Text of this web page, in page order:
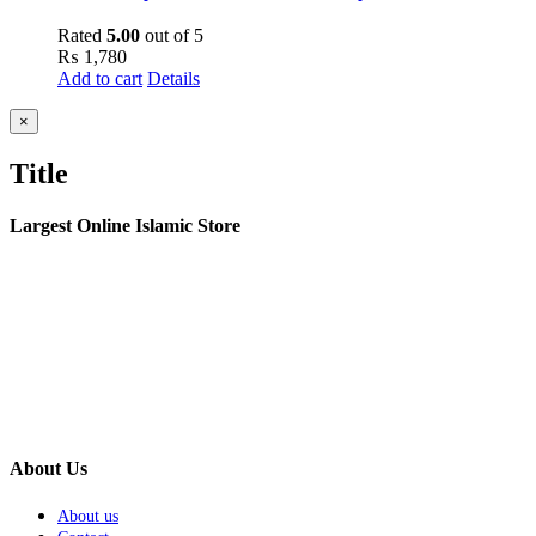
Rated 5.00 out of 5
₨ 1,780
Add to cart Details
Close
product
view
×
Title
Largest Online Islamic Store
About Us
About us